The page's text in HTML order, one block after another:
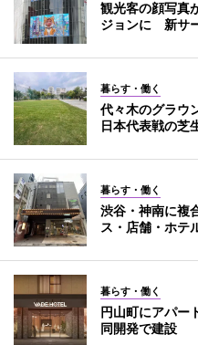
観光客の顔写真
ジョンに 新サ
暮らす・働く
代々木のグラウ
日本代表戦の芝
暮らす・働く
渋谷・神南に複
ス・店舗・ホテ
暮らす・働く
円山町にアパ
同開発で建設